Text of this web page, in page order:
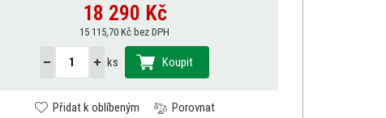
18 290 Kč
15 115,70 Kč bez DPH
ks Koupit
Přidat k oblíbeným Porovnat